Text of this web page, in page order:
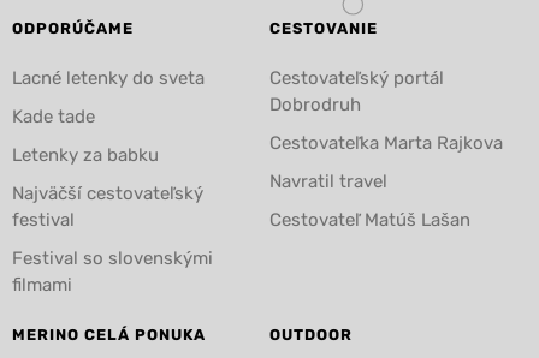
ODPORÚČAME
Lacné letenky do sveta
Kade tade
Letenky za babku
Najväčší cestovateľský
festival
Festival so slovenskými
filmami
CESTOVANIE
Cestovateľský portál
Dobrodruh
Cestovateľka Marta Rajkova
Navratil travel
Cestovateľ Matúš Lašan
MERINO CELÁ PONUKA OUTDOOR